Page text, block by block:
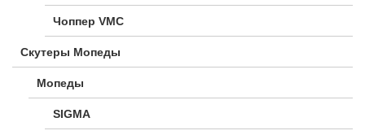
Чоппер VMC
Скутеры Мопеды
Мопеды
SIGMA